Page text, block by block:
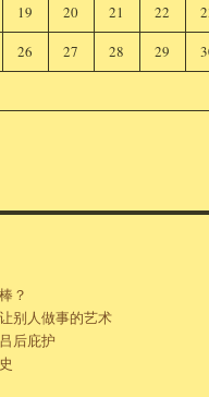
19 20 21 22
26 27 28 29
？
别人做事的艺术
后庇护